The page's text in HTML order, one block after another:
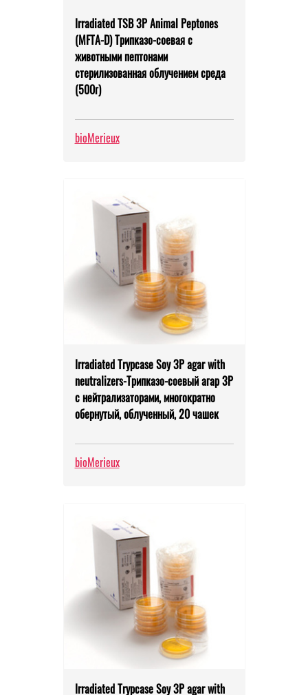
Irradiated TSB 3P Animal Peptones
(MFTA-D) Трипказо-соевая с
животными пептонами
стерилизованная облучением среда
(500г)
bioMerieux
Irradiated Trypcase Soy 3P agar with
neutralizers-Трипказо-соевый агар 3Р
с нейтрализаторами, многократно
обернутый, облученный, 20 чашек
bioMerieux
Irradiated Trypcase Soy 3P agar with